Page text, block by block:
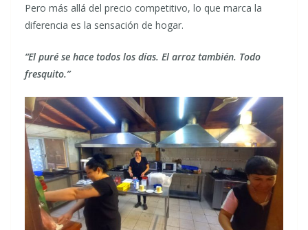
Pero más allá del precio competitivo, lo que marca la
diferencia es la sensación de hogar.
“El puré se hace todos los días. El arroz también. Todo
fresquito.”